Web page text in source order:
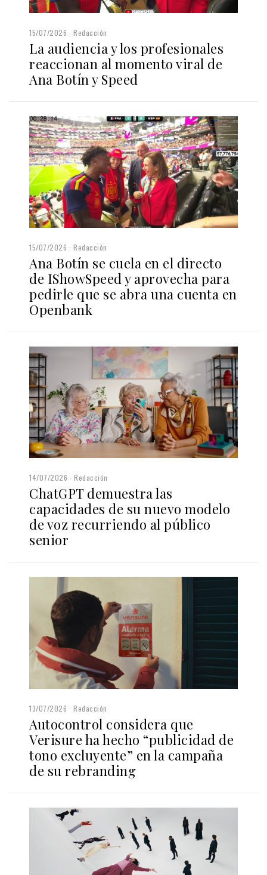
15/07/2026 Redacción
La audiencia y los profesionales
reaccionan al momento viral de
Ana Botín y Speed
15/07/2026 Redacción
Ana Botín se cuela en el directo
de IShowSpeed y aprovecha para
pedirle que se abra una cuenta en
Openbank
14/07/2026 Redacción
ChatGPT demuestra las
capacidades de su nuevo modelo
de voz recurriendo al público
senior
13/07/2026 Redacción
Autocontrol considera que
Verisure ha hecho “publicidad de
tono excluyente” en la campaña
de su rebranding